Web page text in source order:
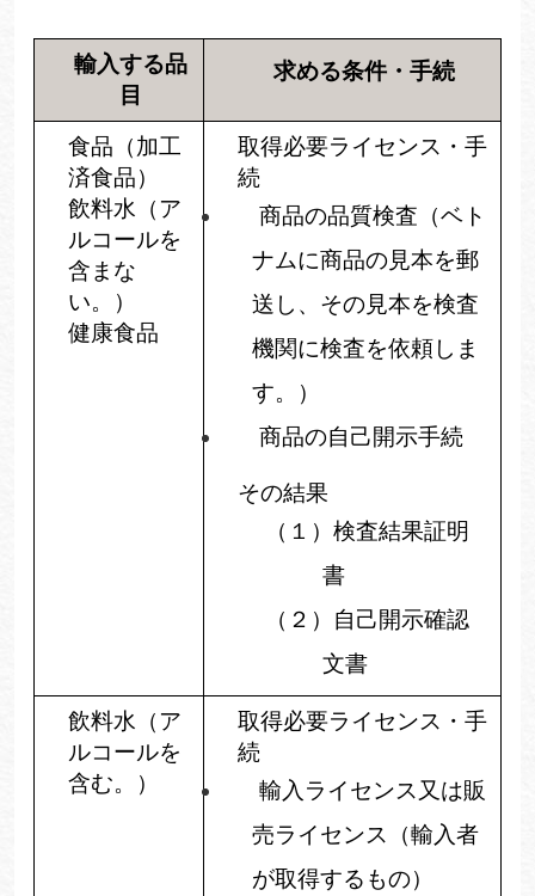
輸入する品
目
求める条件・手続
食品（加工
済食品）
飲料水（ア
ルコールを
含まな
い。）
健康食品
取得必要ライセンス・手
続
商品の品質検査（ベト
ナムに商品の見本を郵
送し、その見本を検査
機関に検査を依頼しま
す。）
商品の自己開示手続
その結果
（１） 検査結果証明
書
（２）
自己開示確認
文書
飲料水（ア
ルコールを
含む。）
取得必要ライセンス・手
続
輸入ライセンス又は販
売ライセンス（輸入者
が取得するもの）